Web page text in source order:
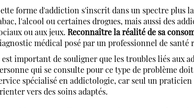
forme d'addiction s'inscrit dans un spectre plus
l'alcool ou certaines drogues, mais aussi des
ou aux jeux. Reconnaître la réalité de sa
médical posé par un professionnel de
important de souligner que les troubles liés aux
qui se consulte pour ce type de problème
spécialisé en addictologie, car seul un
vers des soins adaptés.